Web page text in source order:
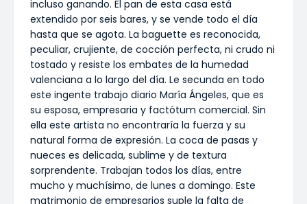
incluso ganando. El pan de esta casa está
extendido por seis bares, y se vende todo el día
hasta que se agota. La baguette es reconocida,
peculiar, crujiente, de cocción perfecta, ni crudo ni
tostado y resiste los embates de la humedad
valenciana a lo largo del día. Le secunda en todo
este ingente trabajo diario María Ángeles, que es
su esposa, empresaria y factótum comercial. Sin
ella este artista no encontraría la fuerza y su
natural forma de expresión. La coca de pasas y
nueces es delicada, sublime y de textura
sorprendente. Trabajan todos los días, entre
mucho y muchísimo, de lunes a domingo. Este
matrimonio de empresarios suple la falta de